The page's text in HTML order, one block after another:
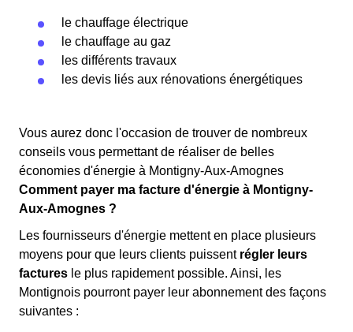
le chauffage électrique
le chauffage au gaz
les différents travaux
les devis liés aux rénovations énergétiques
Vous aurez donc l'occasion de trouver de nombreux
conseils vous permettant de réaliser de belles
économies d'énergie à Montigny-Aux-Amognes
Comment payer ma facture d'énergie à Montigny-
Aux-Amognes ?
Les fournisseurs d'énergie mettent en place plusieurs
moyens pour que leurs clients puissent régler leurs
factures le plus rapidement possible. Ainsi, les
Montignois pourront payer leur abonnement des façons
suivantes :